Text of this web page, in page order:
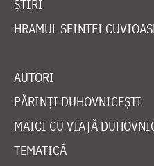
ȘTIRI
HRAMUL SFINTEI
AUTORI
PĂRINȚI DUHOVNICEȘTI
MAICI CU VIAȚĂ
TEMATICĂ